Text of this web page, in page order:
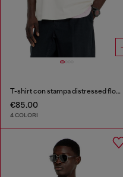
T-shirt con stampa distressed floccata
€85.00
4 COLORI